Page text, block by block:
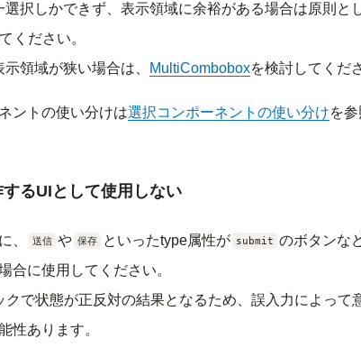
択しかできず、表示領域に余裕がある場合は原則と
ください。
領域が狭い場合は、
MultiComboboxを検討してくだ
ントの使い分けは選択コンポーネントの使い分けを
るUIとして使用しない
、 送信 や 保存 といったtype属性が submit のボタンな
合に使用してください。
で状態が正反対の結果となるため、誤入力によって
性あります。